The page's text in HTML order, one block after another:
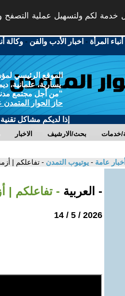
خدمة لكم ولتسهيل عملية التصفح
المرأة - اخبار الأدب والفن -وكالة
الموقع الرئيسي
يسارية، علمانية،
"من أجل مجتمع
حاز الحوار المتمدن
إذا لديكم مشاكل
الاخبار بحث/الارشيف خدمات
أخبار عامة - يوتيوب التمدن - تفاعلكم |
- العربية - تفاعلكم |
2026 / 5 / 14